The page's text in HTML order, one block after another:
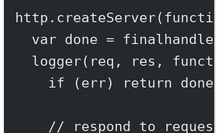
http. createServer(
var done =
logger(req, res,
if (err) return done
// respond to